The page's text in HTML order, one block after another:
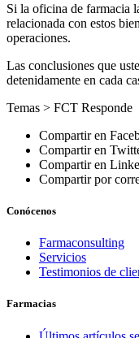
Si la oficina de farmacia
relacionada con estos
operaciones.
Las conclusiones que
detenidamente en cada
Temas > FCT Responde
Compartir en
Compartir en
Compartir en
Compartir por
Conócenos
Farmaconsulting
Servicios
Testimonios de
Farmacias